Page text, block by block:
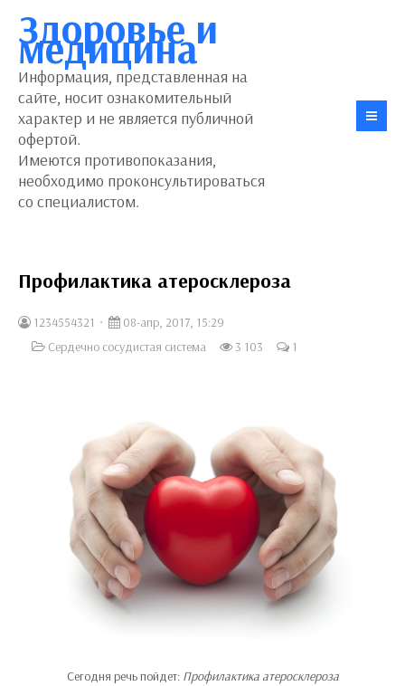
Здоровье и
медицина
Информация, представленная на
сайте, носит ознакомительный
характер и не является публичной
офертой.
Имеются противопоказания,
необходимо проконсультироваться
со специалистом.
Профилактика атеросклероза
1234554321
08-апр, 2017, 15:29
Сердечно сосудистая система
3 103 1
Сегодня речь пойдет: Профилактика атеросклероза